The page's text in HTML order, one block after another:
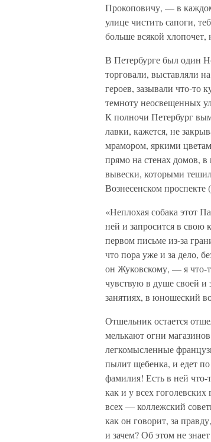
Прокоповичу, — в
улице чистить сапоги,
больше всякой
В Петербурге был один
торговали, выставляли
героев, зазывали что-то
темноту неосвещенных
К полночи Петербург
лавки, кажется, не
мрамором, яркими
прямо на стенах домов,
вывески, которыми
Вознесенском
«Неплохая собака этот
ней и запросится в
первом письме из-за
что пора уже и за дело,
он Жуковскому, — я что-
чувствую в душе своей и
занятиях, в юношеский
Отшельник остается
мелькают огни
легкомысленные
пылит щебенка, и едет
фамилия! Есть в ней что-
как и у всех гоголевских
всех — коллежский
как он говорит, за
и зачем? Об этом не